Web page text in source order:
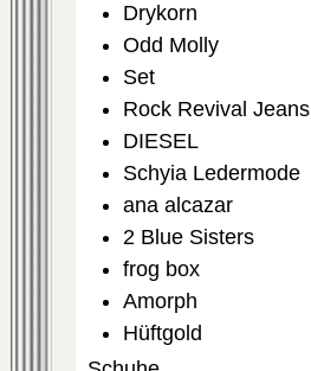
Drykorn
Odd Molly
Set
Rock Revival Jeans
DIESEL
Schyia Ledermode
ana alcazar
2 Blue Sisters
frog box
Amorph
Hüftgold